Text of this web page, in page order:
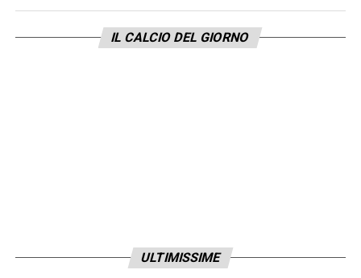
IL CALCIO DEL GIORNO
ULTIMISSIME